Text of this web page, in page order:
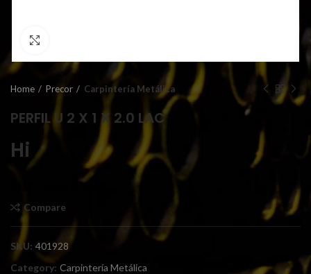
Home Precor Carpintería Metálica
PERFIL U 2 X 1 X 2.0 LAC
Hi
Login to see prices
Compare
SKU: 401928
Category: Carpintería Metálica